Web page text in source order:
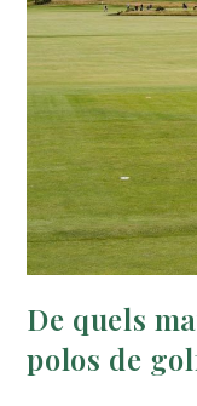
De quels
polos de